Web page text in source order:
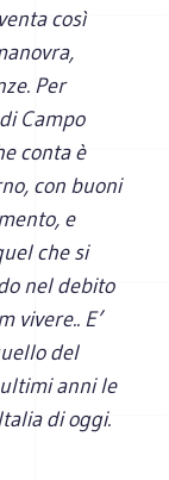
così
Per
Campo
conta è
con buoni
e
che si
nel debito
vivere.. E’
del
anni le
di oggi.